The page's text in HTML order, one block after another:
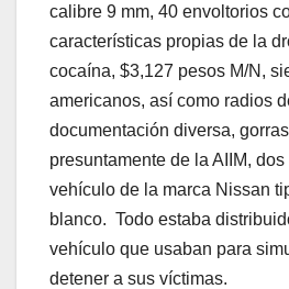
calibre 9 mm, 40 envoltorios
características propias de la
cocaína, $3,127 pesos M/N,
americanos, así como radios
documentación diversa,
presuntamente de la AIIM,
vehículo de la marca Nissan
blanco. Todo estaba
vehículo que usaban para
detener a sus víctimas.